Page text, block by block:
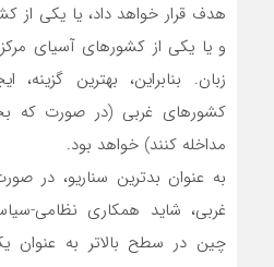
هدف قرار خواهد داد، یا یکی از
و یا یکی از کشورهای آسیای
زبان. بنابراین، بهترین
کشورهای غربی (در صورت که
مداخله کنند) خواهد بود.
به عنوان بدترین سناریو، در
غربی، شاید همکاری نظامی-
چین در سطح بالاتر به عنوان